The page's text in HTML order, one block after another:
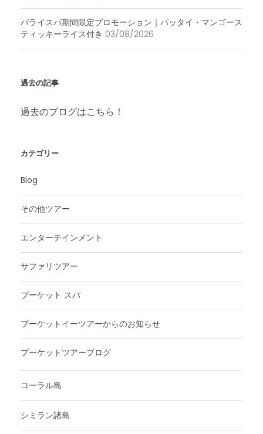
バライスパ期間限定プロモーション｜パッタイ・マンゴース
ティッキーライス付き 03/08/2026
過去の記事
過去のブログはこちら！
カテゴリー
Blog
その他ツアー
エンターテインメント
サファリツアー
プーケット スパ
プーケットイーツアーからのお知らせ
プーケットツアーブログ
コーラル島
シミラン諸島